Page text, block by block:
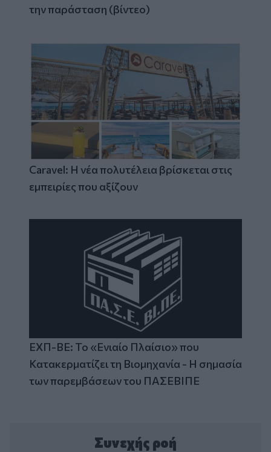
την παράσταση (βίντεο)
Caravel: Η νέα πολυτέλεια βρίσκεται στις
εμπειρίες που αξίζουν
ΕΧΠ-ΒΕ: Το «Ενιαίο Πλαίσιο» που
Κατακερματίζει τη Βιομηχανία - Η σημασία
των παρεμβάσεων του ΠΑΣΕΒΙΠΕ
Συνεχής ροή